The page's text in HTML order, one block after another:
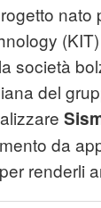
nato
società
del
da
renderli